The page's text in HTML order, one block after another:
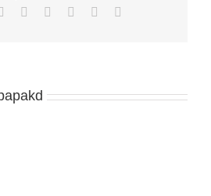
Reddit LinkedIn
TumblrPinterest